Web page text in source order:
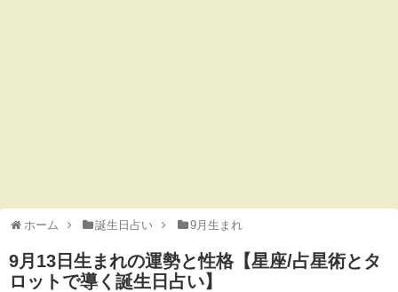
ホーム 誕生日占い 9月生まれ
9月13日生まれの運勢と性格【星座/占星術とタ
ロットで導く誕生日占い】